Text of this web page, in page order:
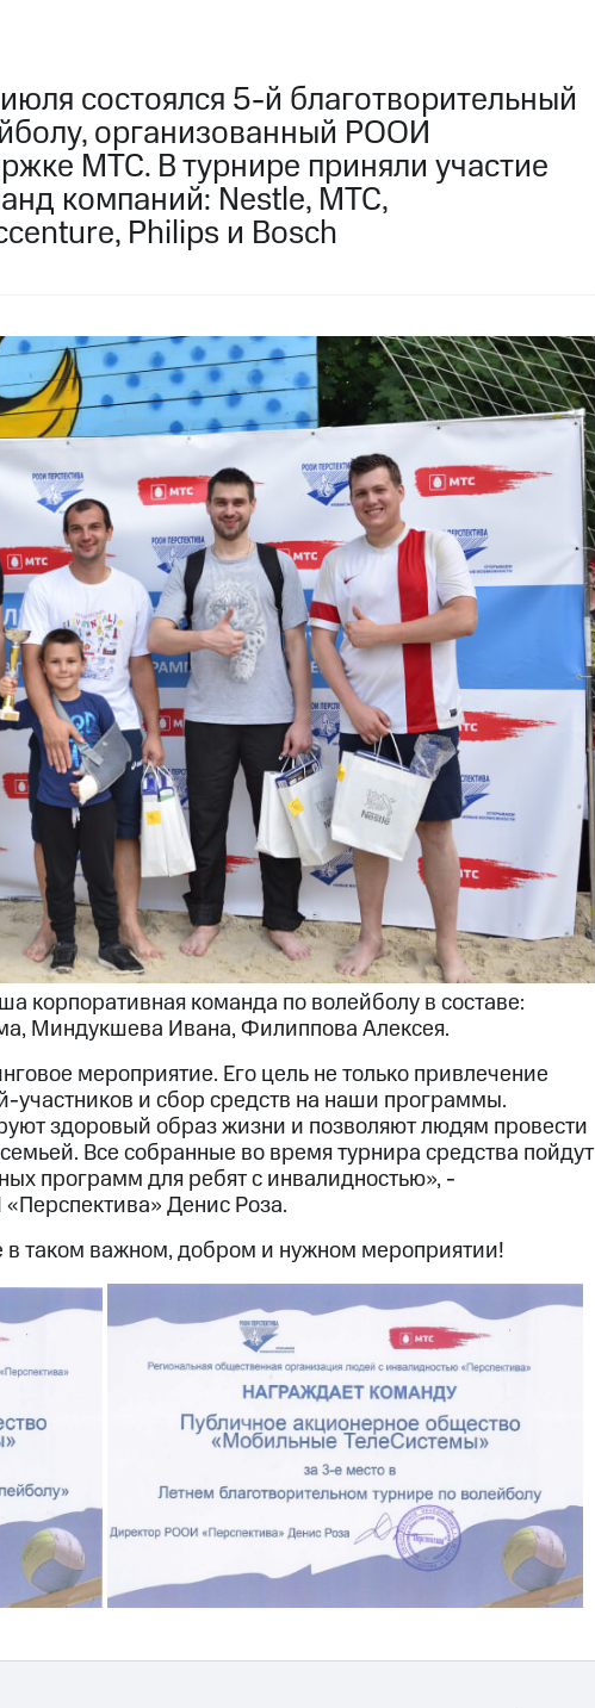
состоялся 5-й благотворительный
организованный РООИ
МТС. В турнире приняли участие
компаний: Nestle, MTC,
Philips и Bosch
корпоративная команда по волейболу в составе:
Миндукшева Ивана, Филиппова Алексея.
мероприятие. Его цель не только привлечение
участников и сбор средств на наши программы.
здоровый образ жизни и позволяют людям провести
Все собранные во время турнира средства пойдут
программ для ребят с инвалидностью», -
Денис Роза.
таком важном, добром и нужном мероприятии!